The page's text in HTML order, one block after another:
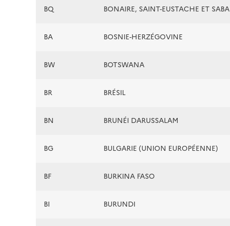
BQ BONAIRE, SAINT-EUSTACHE ET SABA
BA BOSNIE-HERZÉGOVINE
BW BOTSWANA
BR BRÉSIL
BN BRUNÉI DARUSSALAM
BG BULGARIE (UNION EUROPÉENNE)
BF BURKINA FASO
BI BURUNDI